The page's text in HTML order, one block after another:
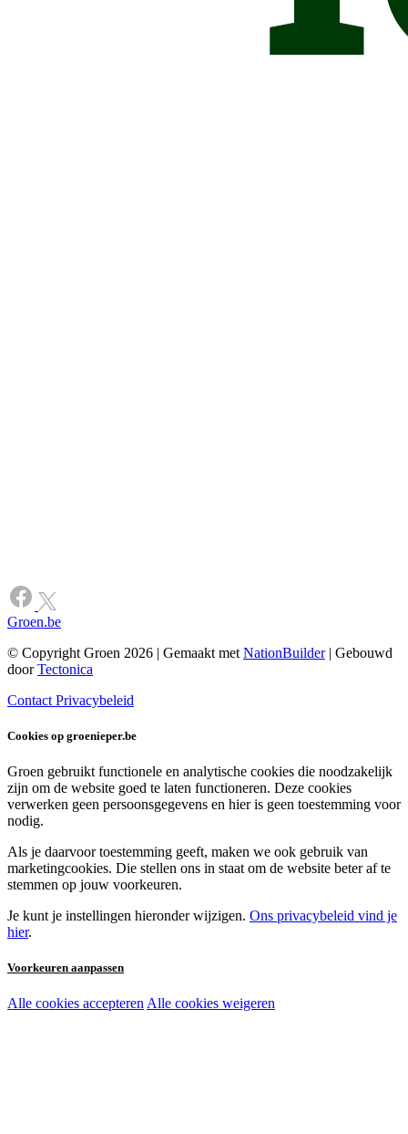
Groen.be
© Copyright Groen 2026 | Gemaakt met NationBuilder| Gebouwd
doorTectonica
Contact Privacybeleid
Cookies op groenieper.be
Groen gebruikt functionele en analytische cookies die noodzakelijk
zijn om de website goed te laten functioneren. Deze cookies
verwerken geen persoonsgegevens en hier is geen toestemming voor
nodig.
Als je daarvoor toestemming geeft, maken we ook gebruik van
marketingcookies. Die stellen ons in staat om de website beter af te
stemmen op jouw voorkeuren.
Je kunt je instellingen hieronder wijzigen. Ons privacybeleid vind je
hier.
Voorkeuren aanpassen
Noodzakelijke cookies:
Alle cookies accepteren Alle cookies weigeren